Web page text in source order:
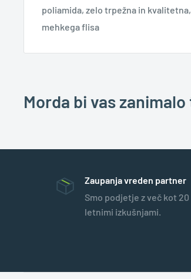
poliamida, zelo trpežna in
mehkega flisa
Morda bi vas
Zaupanja vreden partner
Smo podjetje z več kot 20
letnimi izkušnjami.